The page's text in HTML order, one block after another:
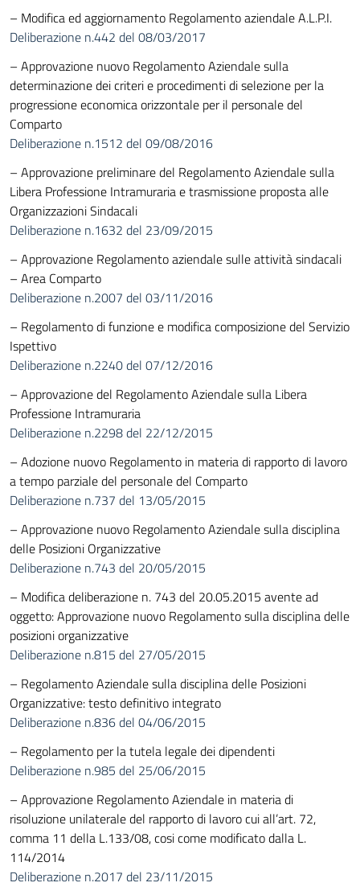
– Modifica ed aggiornamento Regolamento aziendale A.L.P.I.
Deliberazione n.442 del 08/03/2017
– Approvazione nuovo Regolamento Aziendale sulla
determinazione dei criteri e procedimenti di selezione per la
progressione economica orizzontale per il personale del
Comparto
Deliberazione n.1512 del 09/08/2016
– Approvazione preliminare del Regolamento Aziendale sulla
Libera Professione Intramuraria e trasmissione proposta alle
Organizzazioni Sindacali
Deliberazione n.1632 del 23/09/2015
– Approvazione Regolamento aziendale sulle attività sindacali
– Area Comparto
Deliberazione n.2007 del 03/11/2016
– Regolamento di funzione e modifica composizione del Servizio
Ispettivo
Deliberazione n.2240 del 07/12/2016
– Approvazione del Regolamento Aziendale sulla Libera
Professione Intramuraria
Deliberazione n.2298 del 22/12/2015
– Adozione nuovo Regolamento in materia di rapporto di lavoro
a tempo parziale del personale del Comparto
Deliberazione n.737 del 13/05/2015
– Approvazione nuovo Regolamento Aziendale sulla disciplina
delle Posizioni Organizzative
Deliberazione n.743 del 20/05/2015
– Modifica deliberazione n. 743 del 20.05.2015 avente ad
oggetto: Approvazione nuovo Regolamento sulla disciplina delle
posizioni organizzative
Deliberazione n.815 del 27/05/2015
– Regolamento Aziendale sulla disciplina delle Posizioni
Organizzative: testo definitivo integrato
Deliberazione n.836 del 04/06/2015
– Regolamento per la tutela legale dei dipendenti
Deliberazione n.985 del 25/06/2015
– Approvazione Regolamento Aziendale in materia di
risoluzione unilaterale del rapporto di lavoro cui all’art. 72,
comma 11 della L.133/08, cosi come modificato dalla L.
114/2014
Deliberazione n.2017 del 23/11/2015